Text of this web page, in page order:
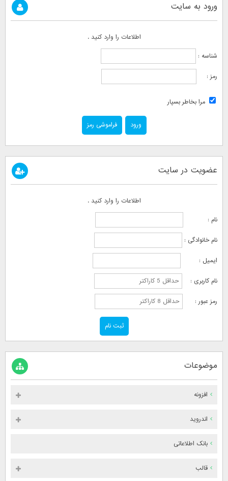
ورود به سایت
اطلاعات را وارد کنید .
شناسه :
رمز :
مرا بخاطر بسپار
فراموشی رمز
عضویت در سایت
اطلاعات را وارد کنید .
نام :
نام خانوادگی :
ایمیل :
نام کاربری :
رمز عبور :
موضوعات
افزونه
اندروید
بانک اطلاعاتی
قالب